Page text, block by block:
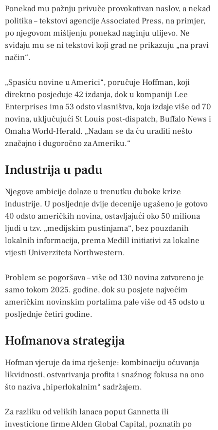
Ponekad mu pažnju privuče provokativan naslov, a nekad
politika – tekstovi agencije Associated Press, na primjer,
po njegovom mišljenju ponekad naginju ulijevo. Ne
sviđaju mu se ni tekstovi koji grad ne prikazuju „na pravi
način“.
„Spasiću novine u Americi“, poručuje Hoffman, koji
direktno posjeduje 42 izdanja, dok u kompaniji Lee
Enterprises ima 53 odsto vlasništva, koja izdaje više od 70
novina, uključujući St Louis post-dispatch, Buffalo News i
Omaha World-Herald. „Nadam se da ću uraditi nešto
značajno i dugoročno za Ameriku.“
Industrija u padu
Njegove ambicije dolaze u trenutku duboke krize
industrije. U posljednje dvije decenije ugašeno je gotovo
40 odsto američkih novina, ostavljajući oko 50 miliona
ljudi u tzv. „medijskim pustinjama“, bez pouzdanih
lokalnih informacija, prema Medill initiativi za lokalne
vijesti Univerziteta Northwestern.
Problem se pogoršava – više od 130 novina zatvoreno je
samo tokom 2025. godine, dok su posjete najvećim
američkim novinskim portalima pale više od 45 odsto u
posljednje četiri godine.
Hofmanova strategija
Hofman vjeruje da ima rješenje: kombinaciju očuvanja
likvidnosti, ostvarivanja profita i snažnog fokusa na ono
što naziva „hiperlokalnim“ sadržajem.
Za razliku od velikih lanaca poput Gannetta ili
investicione firme Alden Global Capital, poznatih po